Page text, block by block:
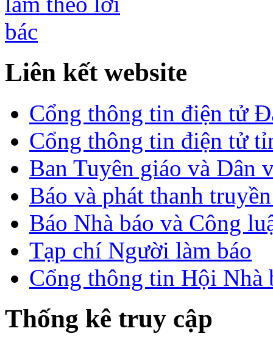
Liên kết website
Cổng thông tin điện tử
Cổng thông tin điện tử
Ban Tuyên giáo và Dân
Báo và phát thanh
Báo Nhà báo và Công
Tạp chí Người làm báo
Cổng thông tin Hội Nhà
Thống kê truy cập